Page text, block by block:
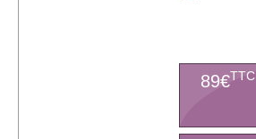
89€TTC